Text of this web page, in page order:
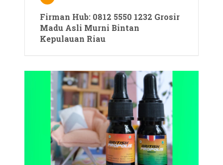
Firman Hub: 0812 5550 1232 Grosir
Madu Asli Murni Bintan
Kepulauan Riau